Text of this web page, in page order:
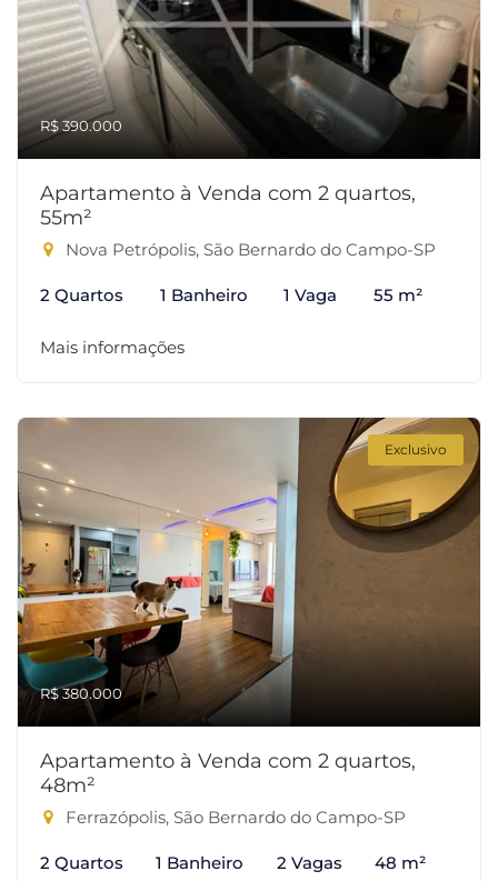
R$ 390.000
Apartamento à Venda com 2 quartos,
55m²
Nova Petrópolis, São Bernardo do Campo-SP
2 Quartos 1 Banheiro 1 Vaga 55 m²
Mais informações
Exclusivo
R$ 380.000
Apartamento à Venda com 2 quartos,
48m²
Ferrazópolis, São Bernardo do Campo-SP
2 Quartos 1 Banheiro 2 Vagas 48 m²